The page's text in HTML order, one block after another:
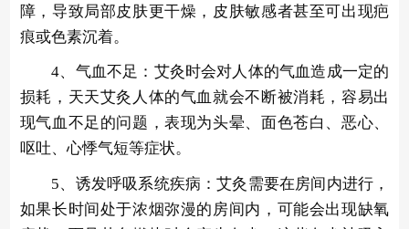
障，导致局部皮肤更干燥，皮肤敏感者甚至可出现疤
痕或色素沉着。
4、气血不足：艾灸时会对人体的气血造成一定的
损耗，天天艾灸人体的气血就会不断被消耗，容易出
现气血不足的问题，表现为头晕、面色苍白、恶心、
呕吐、心悸气短等症状。
5、诱发呼吸系统疾病：艾灸需要在房间内进行，
如果长时间处于浓烟弥漫的房间内，可能会出现缺氧